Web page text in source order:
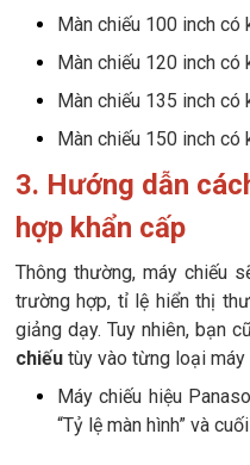
Màn chiếu 100 inch
Màn chiếu 120 inch
Màn chiếu 135 inch
Màn chiếu 150 inch
3. Hướng dẫn
hợp khẩn cấp
Thông thường, máy chiếu
trường hợp, tỉ lệ hiển thị
giảng dạy. Tuy nhiên, bạn
chiếu tùy vào từng loại máy
Máy chiếu hiệu
“Tỷ lệ màn hình” và